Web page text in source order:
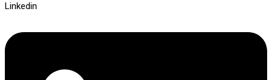
Linkedin